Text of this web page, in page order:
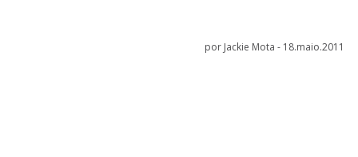
por Jackie Mota - 18.maio.2011